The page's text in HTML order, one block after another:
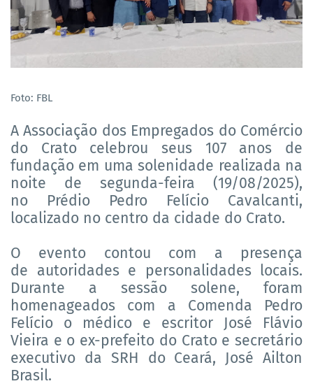
Foto: FBL
A Associação dos Empregados do Comércio
do Crato celebrou seus 107 anos de
fundação em uma solenidade realizada na
noite de segunda-feira (19/08/2025),
no Prédio Pedro Felício Cavalcanti,
localizado no centro da cidade do Crato.
O evento contou com a presença
de autoridades e personalidades locais.
Durante a sessão solene, foram
homenageados com a Comenda Pedro
Felício o médico e escritor José Flávio
Vieira e o ex-prefeito do Crato e secretário
executivo da SRH do Ceará, José Ailton
Brasil.